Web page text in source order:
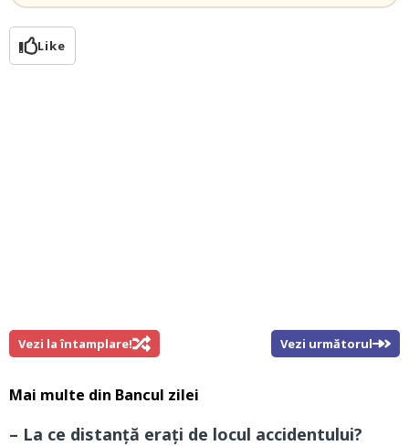
Like
Vezi la întamplare! Vezi următorul
Mai multe din Bancul zilei
– La ce distanță erați de locul accidentului?